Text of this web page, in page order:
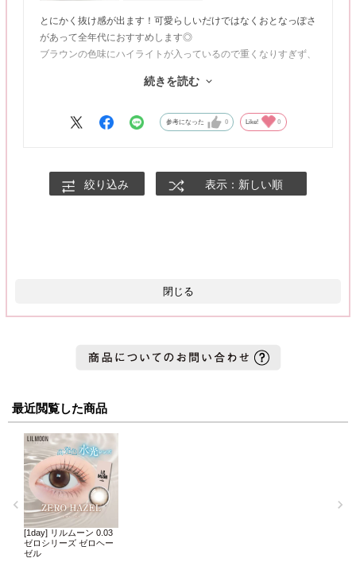
とにかく抜け感が出ます！可愛らしいだけではなくおとなっぽさ
があって全年代におすすめします◎
ブラウンの色味にハイライトが入っているので重くなりすぎず、
トです♪
動画：自然光撮影
続きを読む
参考になった 0 Like! 0
絞り込み 表示：新しい順
閉じる
最近閲覧した商品
[1day] リルムーン 0.03
ゼロシリーズ ゼロヘー
ゼル